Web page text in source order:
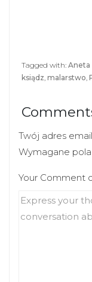
t
e
p
e
s
i
n
e
w
i
n
d
o
e
b
o
O
p
n
s
i
n
n
e
w
i
n
d
Tagged with: Aneta
ksiądz, malarstwo,
Twój adres
Wymagane
Your Comment